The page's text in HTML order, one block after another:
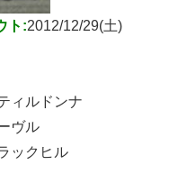
ト:2012/12/29(土)
ィルドンナ
ヴル
ックヒル